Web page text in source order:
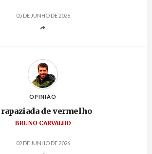
05 DE JUNHO DE 2026
OPINIÃO
rapaziada de vermelho
BRUNO CARVALHO
02 DE JUNHO DE 2026